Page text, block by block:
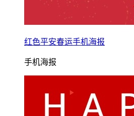
红色平安春运手机海报
手机海报